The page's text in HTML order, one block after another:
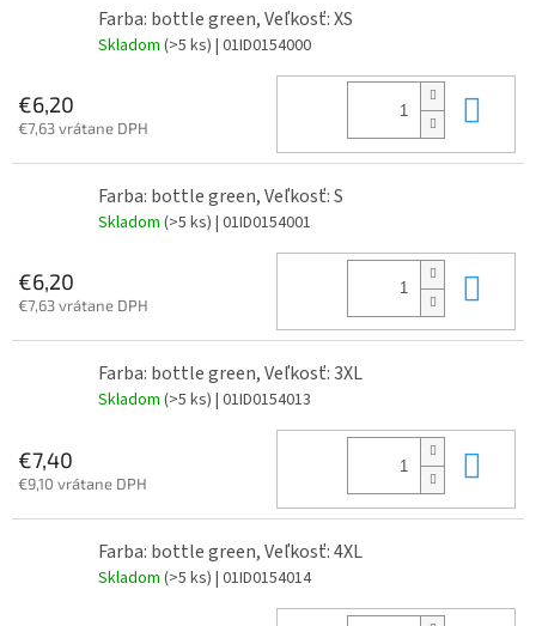
Farba: bottle green, Veľkosť: XS
Skladom (>5 ks) | 01ID0154000
€6,20
€7,63 vrátane DPH
Farba: bottle green, Veľkosť: S
Skladom (>5 ks) | 01ID0154001
€6,20
€7,63 vrátane DPH
Farba: bottle green, Veľkosť: 3XL
Skladom (>5 ks) | 01ID0154013
€7,40
€9,10 vrátane DPH
Farba: bottle green, Veľkosť: 4XL
Skladom (>5 ks) | 01ID0154014